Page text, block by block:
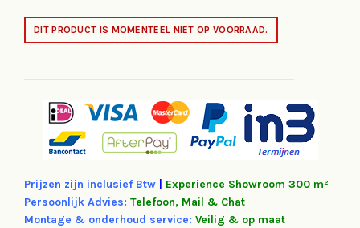
DIT PRODUCT IS MOMENTEEL NIET OP VOORRAAD.
Prijzen zijn inclusief Btw Experience Showroom 300 m²
Persoonlijk Advies: Telefoon, Mail & Chat
Montage & onderhoud service: Veilig & op maat